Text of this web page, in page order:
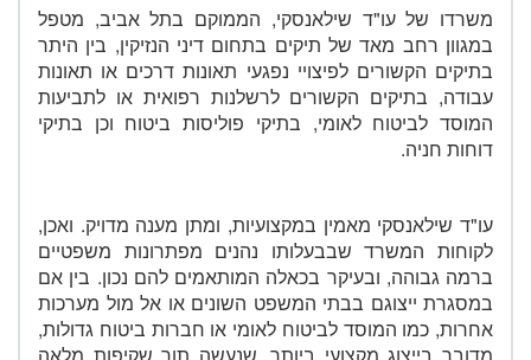
משרדו של עו"ד שילאנסקי, הממוקם בתל אביב, מטפל
במגוון רחב מאד של תיקים בתחום דיני הנזיקין, בין היתר
בתיקים הקשורים לפיצויי נפגעי תאונות דרכים או תאונות
עבודה, בתיקים הקשורים לרשלנות רפואית או לתביעות
המוסד לביטוח לאומי, בתיקי פוליסות ביטוח וכן בתיקי
דוחות חניה.
עו"ד שילאנסקי מאמין במקצועיות, ומתן מענה מדויק. ואכן,
לקוחות המשרד שבבעלותו נהנים מפתרונות משפטיים
ברמה גבוהה, ובעיקר בכאלה המותאמים להם נכון. בין אם
במסגרת ייצוגם בבתי המשפט השונים או אל מול מערכות
אחרות, כמו המוסד לביטוח לאומי או חברות ביטוח גדולות,